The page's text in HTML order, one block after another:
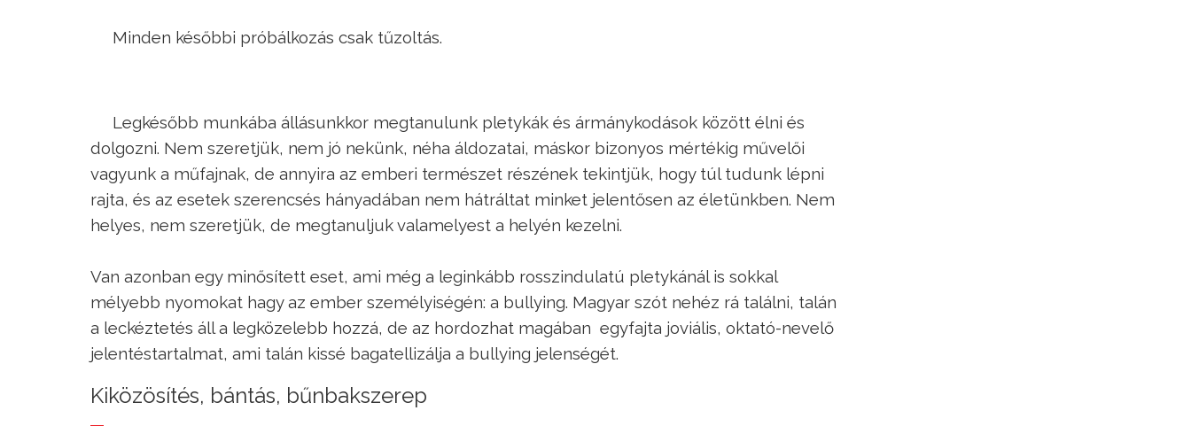
Minden későbbi próbálkozás csak tűzoltás.
Legkésőbb munkába állásunkkor megtanulunk pletykák és ármánykodások között élni és
dolgozni. Nem szeretjük, nem jó nekünk, néha áldozatai, máskor bizonyos mértékig művelői
vagyunk a műfajnak, de annyira az emberi természet részének tekintjük, hogy túl tudunk lépni
rajta, és az esetek szerencsés hányadában nem hátráltat minket jelentősen az életünkben. Nem
helyes, nem szeretjük, de megtanuljuk valamelyest a helyén kezelni.
Van azonban egy minősített eset, ami még a leginkább rosszindulatú pletykánál is sokkal
mélyebb nyomokat hagy az ember személyiségén: a bullying. Magyar szót nehéz rá találni, talán
a leckéztetés áll a legközelebb hozzá, de az hordozhat magában egyfajta joviális, oktató-nevelő
jelentéstartalmat, ami talán kissé bagatellizálja a bullying jelenségét.
Kiközösítés, bántás, bűnbakszerep